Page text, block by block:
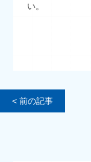
い。
< 前の記事